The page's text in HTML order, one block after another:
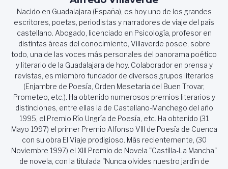
Nacido en Guadalajara (España), es hoy uno de los grandes
escritores, poetas, periodistas y narradores de viaje del país
castellano. Abogado, licenciado en Psicología, profesor en
distintas áreas del conocimiento, Villaverde posee, sobre
todo, una de las voces más personales del panorama poético
y literario de la Guadalajara de hoy. Colaborador en prensa y
revistas, es miembro fundador de diversos grupos literarios
(Enjambre de Poesía, Orden Mesetaria del Buen Trovar,
Prometeo, etc.). Ha obtenido numerosos premios literarios y
distinciones, entre ellas la de Castellano-Manchego del año
1995, el Premio Río Ungría de Poesía, etc. Ha obtenido (31
Mayo 1997) el primer Premio Alfonso VIII de Poesía de Cuenca
con su obra El Viaje prodigioso. Más recientemente, (30
Noviembre 1997) el XIII Premio de Novela "Castilla-La Mancha"
de novela, con la titulada "Nunca olvides nuestro jardín de